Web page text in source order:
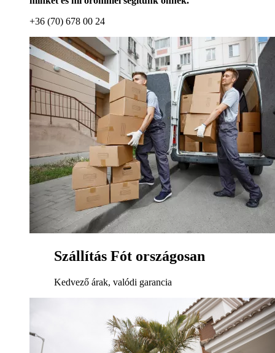
+36 (70) 678 00 24
Szállítás Fót országosan
Kedvező árak, valódi garancia